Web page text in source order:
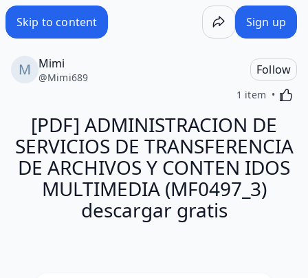
Skip to content Sign up
Mimi
@Mimi689
Follow
1 item
[PDF] ADMINISTRACION DE
SERVICIOS DE TRANSFERENCIA
DE ARCHIVOS Y CONTEN IDOS
MULTIMEDIA (MF0497_3)
descargar gratis